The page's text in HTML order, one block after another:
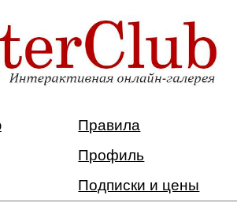
Правила
Профиль
Подписки и цены